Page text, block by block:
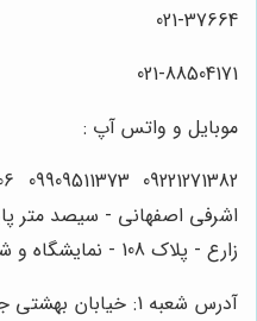
021-37664
021-88504171
موبایل و واتس آپ :
اشرفی اصفهانی - سیصد متر
زارع - پلاک 108 - نمایشگاه و شرکت دنیای خودرو
آدرس شعبه 1: